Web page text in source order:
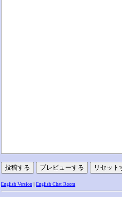
English Version English Chat Room